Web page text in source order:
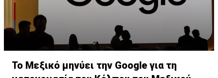
Το Μεξικό μηνύει την Google για τη